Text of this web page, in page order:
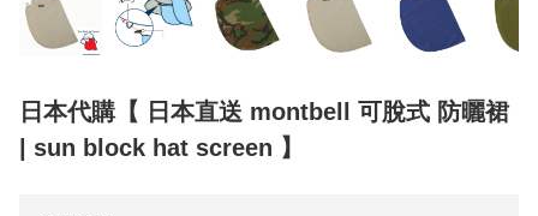
日本代購【 日本直送 montbell 可脫式 防曬裙
| sun block hat screen 】